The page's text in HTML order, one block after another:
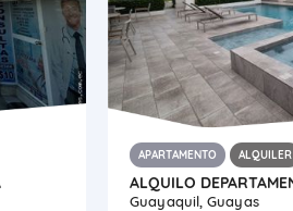
APARTAMENTO ALQUILER
Guayaquil, Guayas